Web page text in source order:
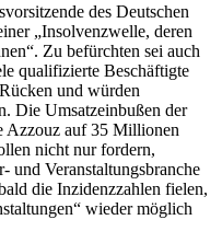
des Deutschen
„Insolvenzwelle, deren
Zu befürchten sei auch
qualifizierte Beschäftigte
und würden
Die Umsatzeinbußen der
Azzouz auf 35 Millionen
nicht nur fordern,
und Veranstaltungsbranche
die Inzidenzzahlen fielen,
wieder möglich